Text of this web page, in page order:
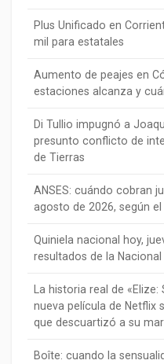
Plus Unificado en
mil para estatales
Aumento de peajes en
estaciones alcanza y
Di Tullio impugnó a
presunto conflicto de
de Tierras
ANSES: cuándo cobran
agosto de 2026, según el
Quiniela nacional hoy,
resultados de la
La historia real de
nueva película de Netflix
que descuartizó a su
Boîte: cuando la